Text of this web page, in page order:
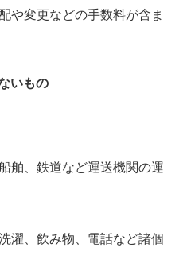
や変更などの手数料が含ま
いもの
舶、鉄道など運送機関の運
濯、飲み物、電話など諸個